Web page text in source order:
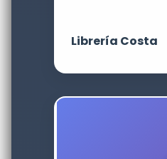
Librería Costa